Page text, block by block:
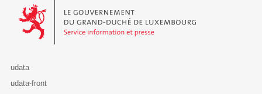
Le Gouvernement du Grand-Duché de Luxembourg - Service
udata
udata-front